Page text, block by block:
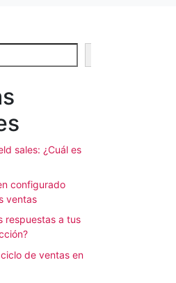
sales: ¿Cuál es
configurado
ventas
respuestas a tus
de ventas en